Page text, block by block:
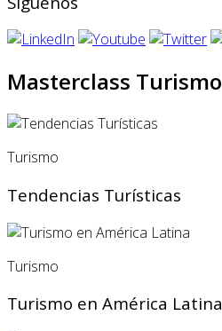
Masterclass Turismo
Turismo
Tendencias Turísticas
Turismo
Turismo en América Latina